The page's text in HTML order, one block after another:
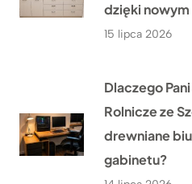
dzięki
15 lipca 2026
Dlaczego
Rolnicze ze
drewniane
gabinetu?